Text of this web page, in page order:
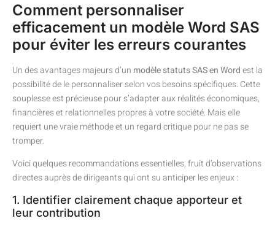
Comment personnaliser
efficacement un modèle Word SAS
pour éviter les erreurs courantes
Un des avantages majeurs d’un modèle statuts SAS en Wordest la
possibilité de le personnaliser selon vos besoins spécifiques. Cette
souplesse est précieuse pour s’adapter aux réalités économiques,
financières et relationnelles propres à votre société. Mais elle
requiert une vraie méthode et un regard critique pour ne pas se
tromper.
Voici quelques recommandations essentielles, fruit d’observations
directes auprès de dirigeants qui ont su anticiper les enjeux :
1. Identifier clairement chaque apporteur et
leur contribution